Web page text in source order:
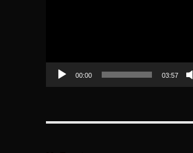
00:00 03:57